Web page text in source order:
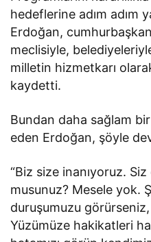
hedeflerine adım adım
Erdoğan,
meclisiyle,
milletin hizmetkarı
kaydetti.
Bundan daha sağlam bir
eden Erdoğan, şöyle
“Biz size inanıyoruz.
musunuz? Mesele yok.
duruşumuzu
Yüzümüze hakikatleri